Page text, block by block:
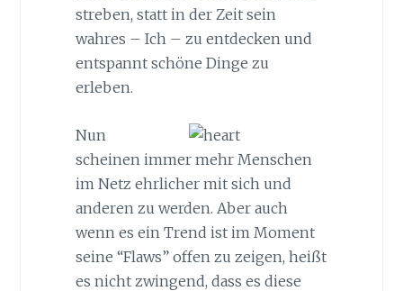
streben, statt in der Zeit sein
wahres – Ich – zu entdecken und
entspannt schöne Dinge zu
erleben.
Nun
scheinen immer mehr Menschen
im Netz ehrlicher mit sich und
anderen zu werden. Aber auch
wenn es ein Trend ist im Moment
seine “Flaws” offen zu zeigen, heißt
es nicht zwingend, dass es diese